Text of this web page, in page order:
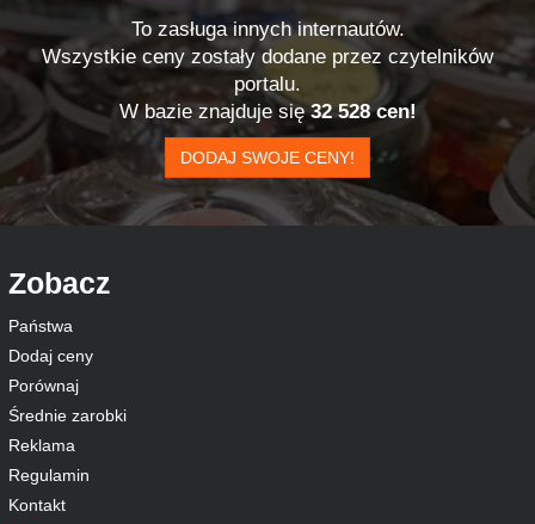
To zasługa innych internautów.
Wszystkie ceny zostały dodane przez czytelników
portalu.
W bazie znajduje się32 528 cen!
DODAJ SWOJE CENY!
Zobacz
Państwa
Dodaj ceny
Porównaj
Średnie zarobki
Reklama
Regulamin
Kontakt